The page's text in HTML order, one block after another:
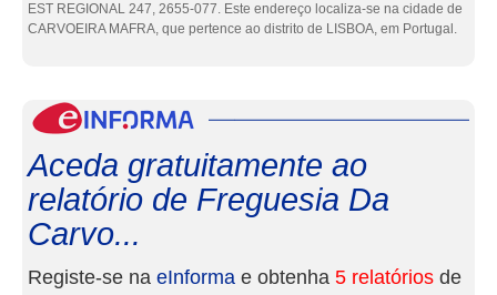
EST REGIONAL 247, 2655-077. Este endereço localiza-se na cidade de
CARVOEIRA MAFRA, que pertence ao distrito de LISBOA, em Portugal.
Aceda gratuitamente ao
relatório de Freguesia Da
Carvo...
Registe-se na eInforma e obtenha 5 relatórios de